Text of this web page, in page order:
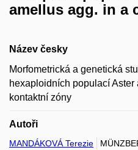
amellus agg. in a
Název česky
Morfometrická a genetická
hexaploidních populací
kontaktní zóny
Autoři
MANDÁKOVÁ Terezie